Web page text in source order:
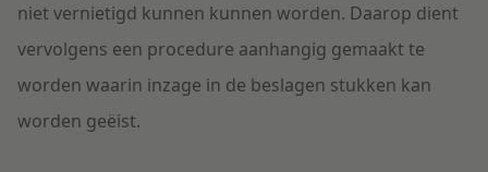
niet vernietigd kunnen kunnen worden. Daarop dient
vervolgens een procedure aanhangig gemaakt te
worden waarin inzage in de beslagen stukken kan
worden geëist.